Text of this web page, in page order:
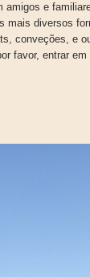
amigos e
mais diversos
conveções, e
favor, entrar